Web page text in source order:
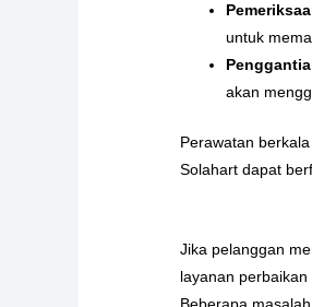
untuk
akan
Perawatan
Solahart dapat
Jika pelanggan
layanan